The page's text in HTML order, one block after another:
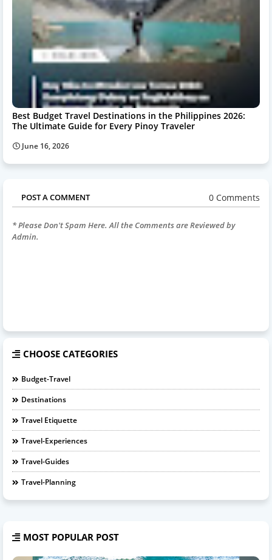
Best Budget Travel Destinations in the Philippines 2026:
The Ultimate Guide for Every Pinoy Traveler
June 16, 2026
POST A COMMENT 0 Comments
* Please Don't Spam Here. All the Comments are Reviewed by
Admin.
CHOOSE CATEGORIES
Budget-Travel
Destinations
Travel Etiquette
Travel-Experiences
Travel-Guides
Travel-Planning
MOST POPULAR POST